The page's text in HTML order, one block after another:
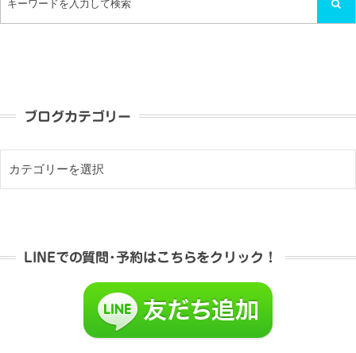
ブログカテゴリー
LINEでの質問･予約はこちらをクリック！